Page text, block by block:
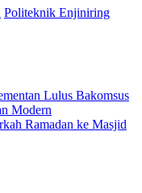
Politeknik Enjiniring
Lulus Bakomsus
Modern
Ramadan ke Masjid